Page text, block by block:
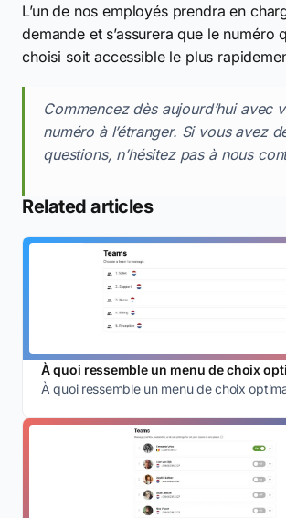
L’un de nos employés prendra en
demande et s’assurera que le numéro
choisi soit accessible le plus
Commencez dès aujourd’hui avec
numéro à l’étranger. Si vous avez
questions, n’hésitez pas à nous
Related articles
À quoi ressemble un menu de choix
À quoi ressemble un menu de choix